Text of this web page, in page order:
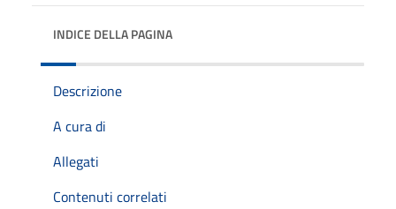
INDICE DELLA PAGINA
Descrizione
A cura di
Allegati
Contenuti correlati